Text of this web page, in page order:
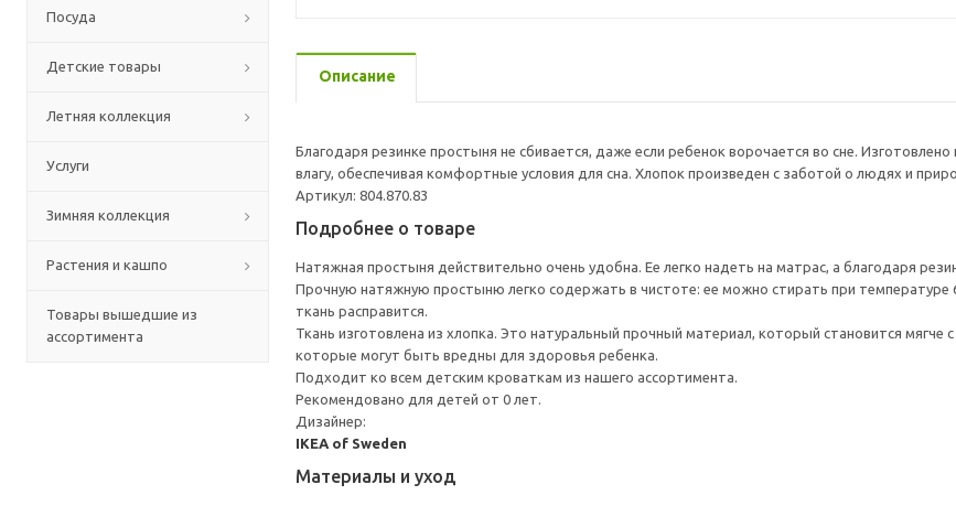
Посуда
Детские товары
Летняя коллекция
Услуги
Зимняя коллекция
Растения и кашпо
Товары вышедшие из
ассортимента
Описание
Благодаря резинке простыня не сбивается, даже если ребенок ворочается во сне.
влагу, обеспечивая комфортные условия для сна. Хлопок произведен с заботой о людях и
Артикул: 804.870.83
Подробнее о товаре
Натяжная простыня действительно очень удобна. Ее легко надеть на матрас, а благодаря
Прочную натяжную простыню легко содержать в чистоте: ее можно стирать при температуре
ткань расправится.
Ткань изготовлена из хлопка. Это натуральный прочный материал, который становится
которые могут быть вредны для здоровья ребенка.
Подходит ко всем детским кроваткам из нашего ассортимента.
Рекомендовано для детей от 0 лет.
Дизайнер:
IKEA of Sweden
Материалы и уход